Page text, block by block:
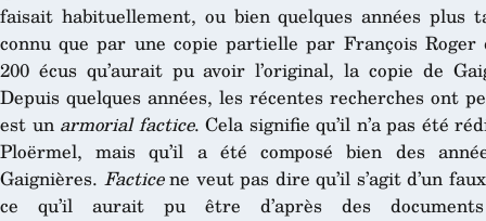
faisait habituellement, ou bien quelques années plus
connu que par une copie partielle par François Roger
200 écus qu’aurait pu avoir l’original, la copie de
Depuis quelques années, les récentes recherches ont
est un armorial factice. Cela signifie qu’il n’a pas été
Ploërmel, mais qu’il a été composé bien des
Gaignières. Facticene veut pas dire qu’il s’agit d’un
ce qu’il aurait pu être d’après des documents